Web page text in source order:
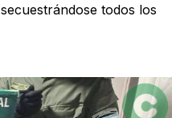
secuestrándose todos los